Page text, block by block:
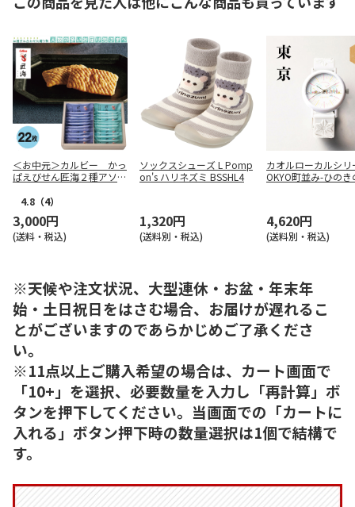
＜お中元＞カルビー かっ
ぱえびせん匠海２種アソー
4.8 （4）
3,000円
(送料・税込)
ソックスシューズ L Pomp
on's ハリネズミ BSSHL4
1,320円
(送料別・税込)
カオルローカルシリ
OKYO町並み-ひのき
4,620円
(送料別・税込)
※天候や注文状況、大型連休・お盆・年末年
始・土日祝日をはさむ場合、お届けが遅れるこ
とがございますのであらかじめご了承くださ
い。
※11点以上ご購入希望の場合は、カート画面で
「10+」を選択、必要数量を入力し「再計算」ボ
タンを押下してください。当画面での「カートに
入れる」ボタン押下時の数量選択は1個で結構で
す。